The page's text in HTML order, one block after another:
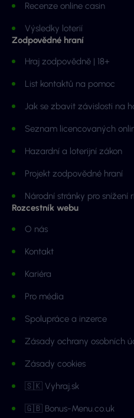
Recenze online casin
Výsledky loterií
Zodpovědné hraní
Hraj zodpovědně | 18+
List kontaktů na pomoc
Jak se zbavit závislosti na
Seznam licencovaných
Hazardní a loterijní zákon
Projekt zodpovědné hraní
Národní stránky pro snížení
Rozcestník webu
O nás
Kontakt
Kariéra
Pro média
Spolupráce a inzerce
Zásady ochrany osobních
Zásady cookies
🇸🇰 Vyhraj.sk
🇬🇧 Bonus-Menu.co.uk